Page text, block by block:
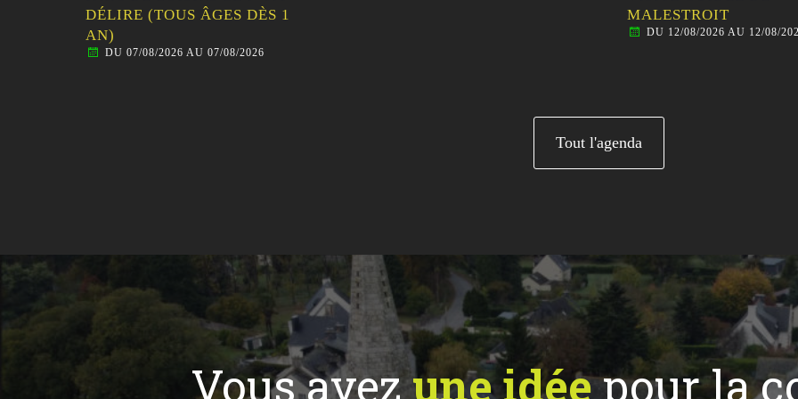
DÉLIRE (TOUS ÂGES DÈS 1
AN)
DU 07/08/2026 AU 07/08/2026
MALESTROIT
DU 12/08/2026 AU 12/08/
Tout l'agenda
Vous avezune idéepour la